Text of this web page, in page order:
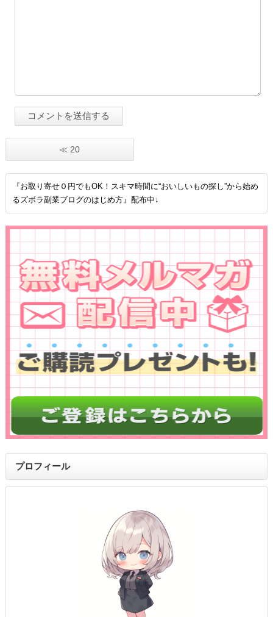
≪ 20
『お取り寄せ０円でもOK！スキマ時間に“おいしいもの探し”から始め
るズボラ副業ブログのはじめ方』配布中↓
プロフィール